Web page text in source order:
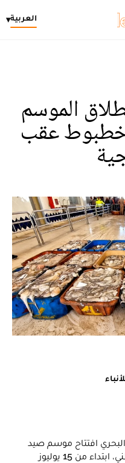
العربية▾
الموسم
عقب
البحري افتتاح موسم صيد
الأخطبوط على امتداد الساحل الوطني، ابتداء من 15 يوليوز